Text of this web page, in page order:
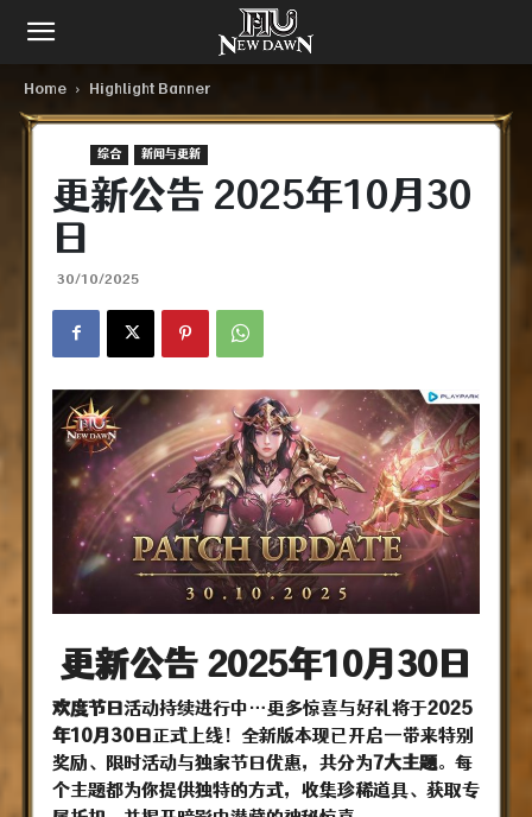
Home Highlight Banner
综合​ 新闻与更新
更新公告 2025年10月30
日
30/10/2025
更新公告 2025年10月30日
欢度节日活动持续进行中…更多惊喜与好礼将于2025
年10月30日正式上线！全新版本现已开启—带来特别
奖励、限时活动与独家节日优惠，共分为7大主题。每
个主题都为你提供独特的方式，收集珍稀道具、获取专